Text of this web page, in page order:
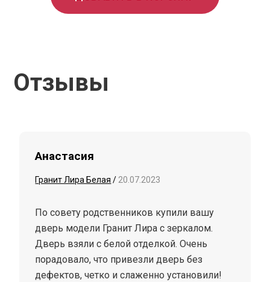
Отзывы
Анастасия
Гранит Лира Белая / 20.07.2023
По совету родственников купили вашу
дверь модели Гранит Лира с зеркалом.
Дверь взяли с белой отделкой. Очень
порадовало, что привезли дверь без
дефектов, четко и слаженно установили!